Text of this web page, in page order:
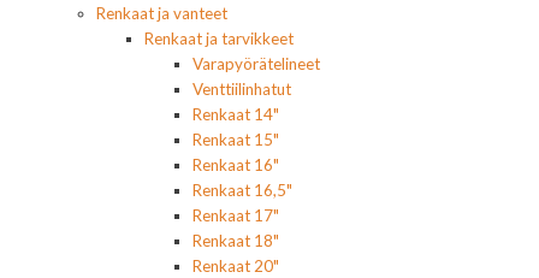
Renkaat ja vanteet
Renkaat ja tarvikkeet
Varapyörätelineet
Venttiilinhatut
Renkaat 14"
Renkaat 15"
Renkaat 16"
Renkaat 16,5"
Renkaat 17"
Renkaat 18"
Renkaat 20"